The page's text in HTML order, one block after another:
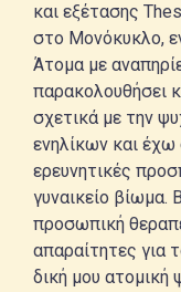
και εξέτασης
στο Μονόκυκλο,
Άτομα με
παρακολουθήσει
σχετικά με την
ενηλίκων και
ερευνητικές
γυναικείο βίωμα.
προσωπική
απαραίτητες για
δική μου ατομική